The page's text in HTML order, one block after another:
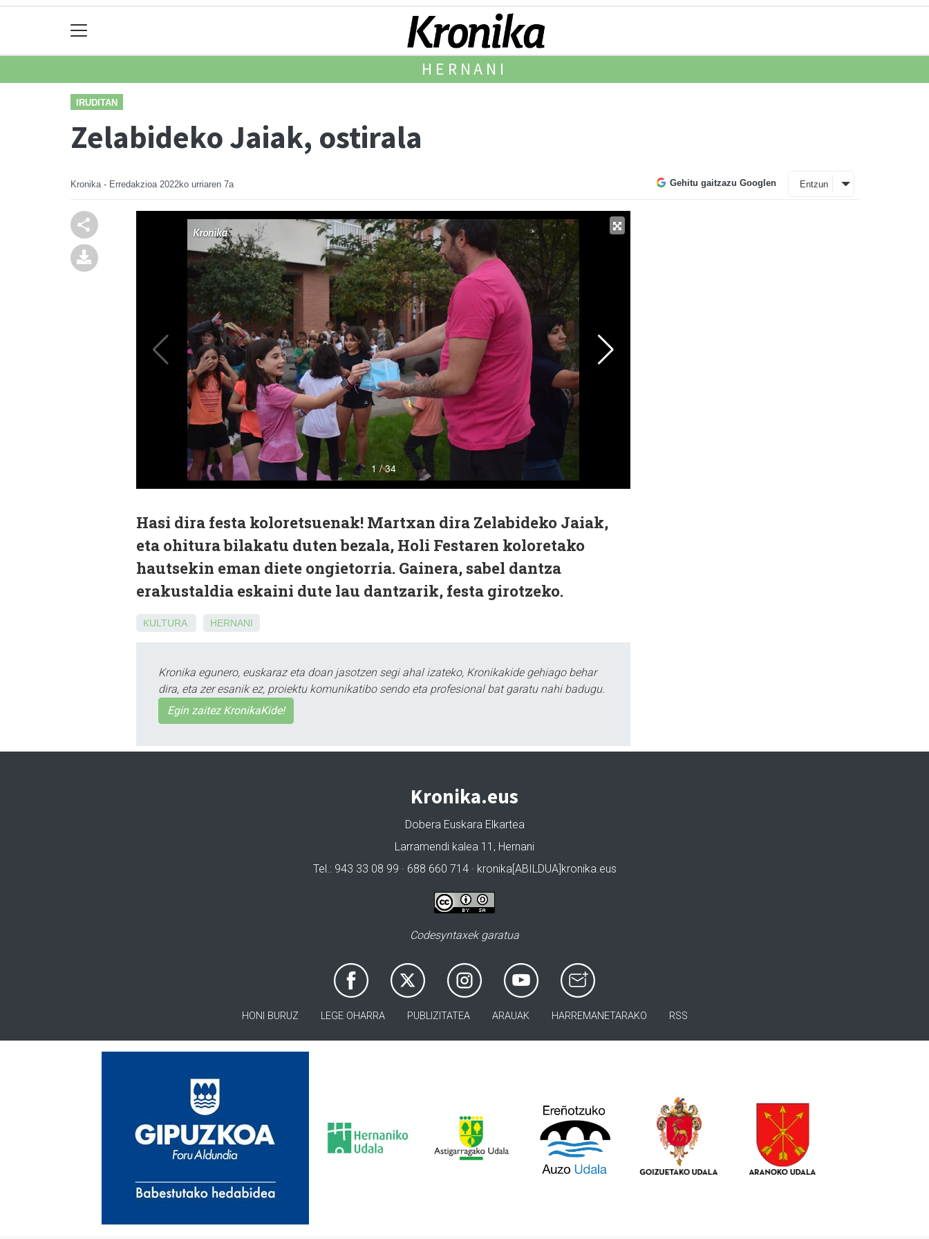
HERNANI
IRUDITAN
Zelabideko Jaiak, ostirala
Kronika - Erredakzioa 2022ko urriaren 7a Gehitu gaitzazu Googlen Entzun
Hasi dira festa koloretsuenak! Martxan dira Zelabideko Jaiak,
eta ohitura bilakatu duten bezala, Holi Festaren koloretako
hautsekin eman diete ongietorria. Gainera, sabel dantza
erakustaldia eskaini dute lau dantzarik, festa girotzeko.
KULTURA HERNANI
Kronika egunero, euskaraz eta doan jasotzen segi ahal izateko, Kronikakide gehiago behar
dira, eta zer esanik ez, proiektu komunikatibo sendo eta profesional bat garatu nahi badugu.
Egin zaitez KronikaKide!
Kronika.eus
Dobera Euskara Elkartea
Larramendi kalea 11, Hernani
Tel.: 943 33 08 99 · 688 660 714 · kronika[ABILDUA]kronika.eus
Codesyntaxek garatua
HONI BURUZ LEGE OHARRA PUBLIZITATEA ARAUAK HARREMANETARAKO RSS